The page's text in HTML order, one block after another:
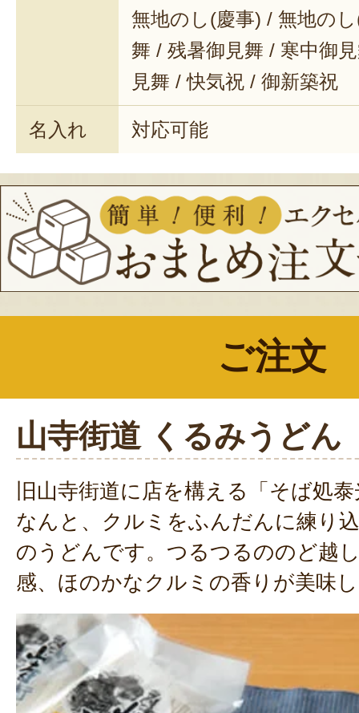
無地のし(慶事) / 無地の
舞 / 残暑御見舞 / 寒中御
見舞 / 快気祝 / 御新築祝
名入れ 対応可能
ご注文
山寺街道 くるみうどん
旧山寺街道に店を構える「そば処
なんと、クルミをふんだんに練り
のうどんです。つるつるののど越
感、ほのかなクルミの香りが美味